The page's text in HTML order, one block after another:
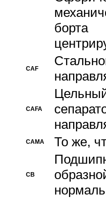
борта
CAF
CAFA
CAMA То же,
CB